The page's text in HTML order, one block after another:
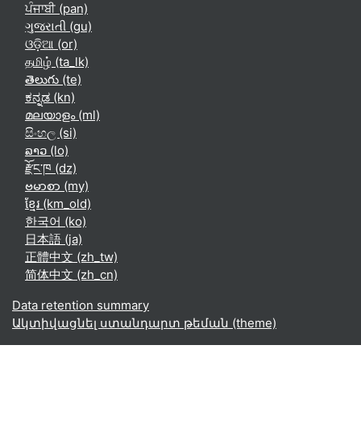
ਪੰਜਾਬੀ ‎(pan)‎
ગુજરાતી ‎(gu)‎
ଓଡ଼ିଆ ‎(or)‎
தமிழ் ‎(ta_lk)‎
తెలుగు ‎(te)‎
ಕನ್ನಡ ‎(kn)‎
മലയാളം ‎(ml)‎
සිංහල ‎(si)‎
ລາວ ‎(lo)‎
རྫོང་ཁ ‎(dz)‎
ဗမာစာ ‎(my)‎
ខ្មែរ ‎(km_old)‎
한국어 ‎(ko)‎
日本語 ‎(ja)‎
正體中文 ‎(zh_tw)‎
简体中文 ‎(zh_cn)‎
Data retention summary
Ակտիվացնել ստանդարտ թեման (theme)